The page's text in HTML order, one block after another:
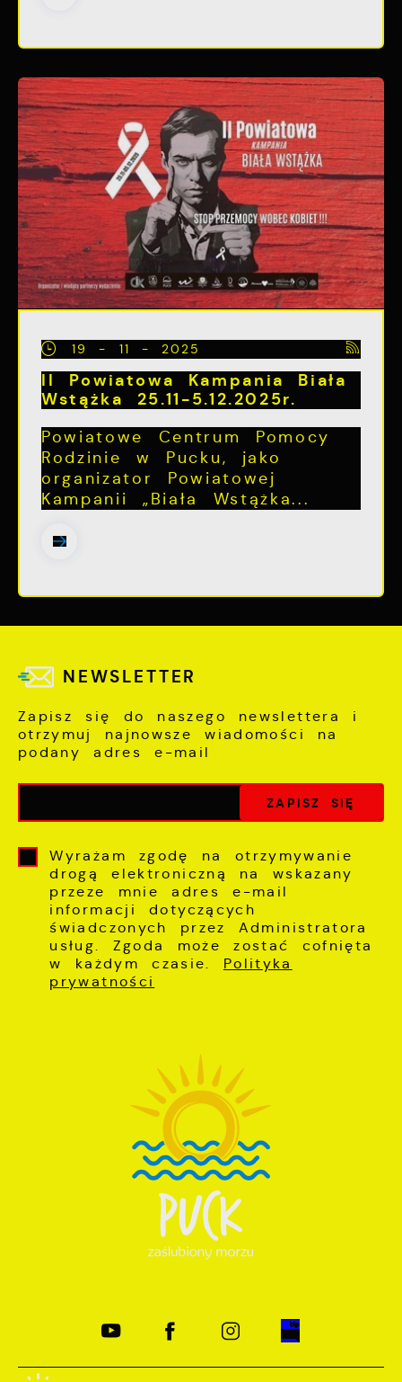
19 - 11 - 2025
II Powiatowa Kampania Biała
Wstążka 25.11-5.12.2025r.
Powiatowe Centrum Pomocy
Rodzinie w Pucku, jako
organizator Powiatowej
Kampanii „Biała Wstążka...
NEWSLETTER
Zapisz się do naszego newslettera i
otrzymuj najnowsze wiadomości na
podany adres e-mail
Wyrażam zgodę na otrzymywanie
drogą elektroniczną na wskazany
przeze mnie adres e-mail
informacji dotyczących
świadczonych przez Administratora
usług. Zgoda może zostać cofnięta
w każdym czasie. Polityka
prywatności